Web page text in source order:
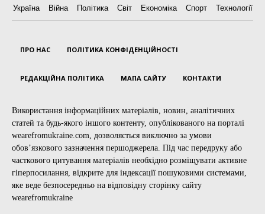
Україна Війна Політика Світ Економіка Спорт Технології
ПРО НАС ПОЛІТИКА КОНФІДЕНЦІЙНОСТІ
РЕДАКЦІЙНА ПОЛІТИКА МАПА САЙТУ КОНТАКТИ
Використання інформаційних матеріалів, новин, аналітичних
статей та будь-якого іншого контенту, опублікованого на порталі
wearefromukraine.com, дозволяється виключно за умови
обов’язкового зазначення першоджерела. Під час передруку або
часткового цитування матеріалів необхідно розміщувати активне
гіперпосилання, відкрите для індексації пошуковими системами,
яке веде безпосередньо на відповідну сторінку сайту
wearefromukraine